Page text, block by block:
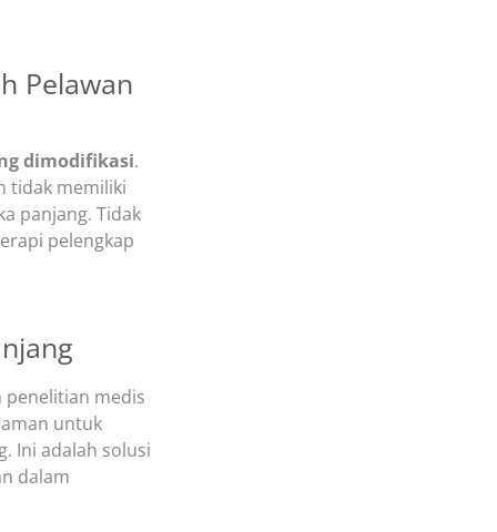
Pelawan
dimodifikasi.
tidak memiliki
panjang. Tidak
pelengkap
penelitian medis
untuk
Ini adalah solusi
dalam